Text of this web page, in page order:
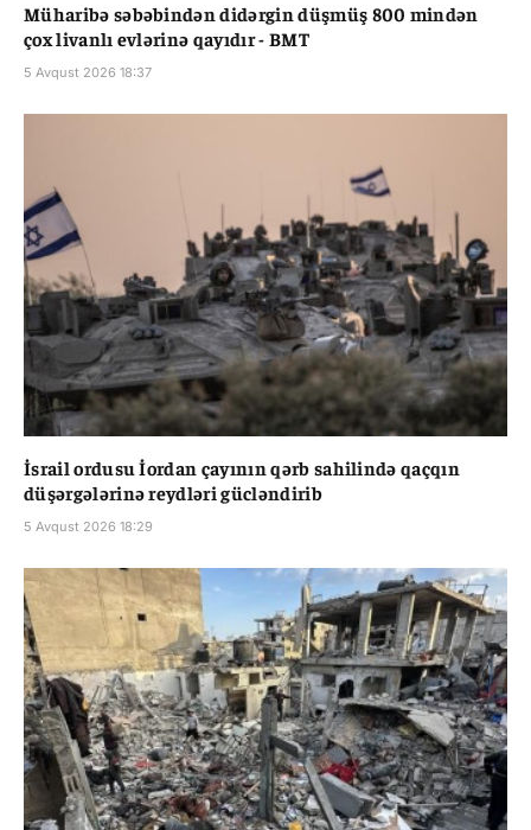
Müharibə səbəbindən didərgin düşmüş 800 mindən
çox livanlı evlərinə qayıdır - BMT
5 Avqust 2026 18:37
İsrail ordusu İordan çayının qərb sahilində qaçqın
düşərgələrinə reydləri gücləndirib
5 Avqust 2026 18:29